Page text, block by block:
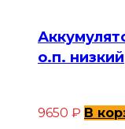
о.п. низкий
9650 ₽ В